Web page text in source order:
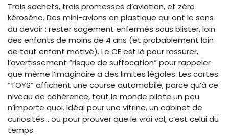
Trois sachets, trois promesses d’aviation, et zéro
kérosène. Des mini-avions en plastique qui ont le sens
du devoir : rester sagement enfermés sous blister, loin
des enfants de moins de 4 ans (et probablement loin
de tout enfant motivé). Le CE est là pour rassurer,
l’avertissement “risque de suffocation” pour rappeler
que même l’imaginaire a des limites légales. Les cartes
“TOYS” affichent une course automobile, parce qu’à ce
niveau de cohérence, tout le monde pilote un peu
n’importe quoi. Idéal pour une vitrine, un cabinet de
curiosités… ou pour prouver que le vrai vol, c’est celui du
temps.